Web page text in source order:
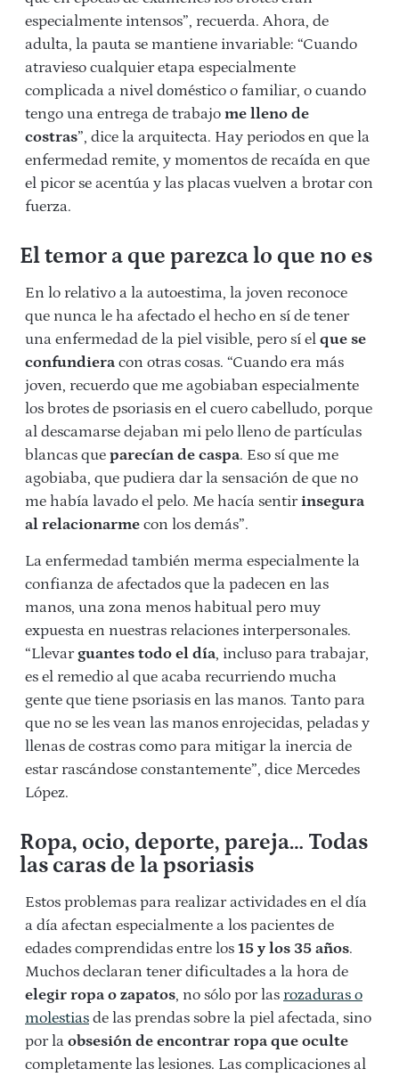
especialmente intensos”, recuerda. Ahora, de
adulta, la pauta se mantiene invariable: “Cuando
atravieso cualquier etapa especialmente
complicada a nivel doméstico o familiar, o cuando
tengo una entrega de trabajo me lleno de
costras”, dice la arquitecta. Hay periodos en que la
enfermedad remite, y momentos de recaída en que
el picor se acentúa y las placas vuelven a brotar con
fuerza.
El temor a que parezca lo que no es
En lo relativo a la autoestima, la joven reconoce
que nunca le ha afectado el hecho en sí de tener
una enfermedad de la piel visible, pero sí el que se
confundiera con otras cosas. “Cuando era más
joven, recuerdo que me agobiaban especialmente
los brotes de psoriasis en el cuero cabelludo, porque
al descamarse dejaban mi pelo lleno de partículas
blancas que parecían de caspa. Eso sí que me
agobiaba, que pudiera dar la sensación de que no
me había lavado el pelo. Me hacía sentirinsegura
al relacionarme con los demás”.
La enfermedad también merma especialmente la
confianza de afectados que la padecen en las
manos, una zona menos habitual pero muy
expuesta en nuestras relaciones interpersonales.
“Llevarguantes todo el día, incluso para trabajar,
es el remedio al que acaba recurriendo mucha
gente que tiene psoriasis en las manos. Tanto para
que no se les vean las manos enrojecidas, peladas y
llenas de costras como para mitigar la inercia de
estar rascándose constantemente”, dice Mercedes
López.
Ropa, ocio, deporte, pareja… Todas
las caras de la psoriasis
Estos problemas para realizar actividades en el día
a día afectan especialmente a los pacientes de
edades comprendidas entre los 15 y los 35 años.
Muchos declaran tener dificultades a la hora de
elegir ropa o zapatos, no sólo por las rozaduras o
molestias de las prendas sobre la piel afectada, sino
por la obsesión de encontrar ropa que oculte
completamente las lesiones. Las complicaciones al